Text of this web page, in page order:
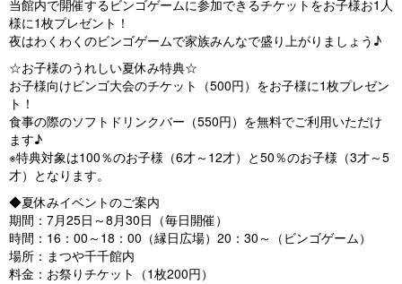
当館内で開催するビンゴゲームに参加できるチケットをお子様お1人
様に1枚プレゼント！
夜はわくわくのビンゴゲームで家族みんなで盛り上がりましょう♪
☆お子様のうれしい夏休み特典☆
お子様向けビンゴ大会のチケット（500円）をお子様に1枚プレゼン
ト！
食事の際のソフトドリンクバー（550円）を無料でご利用いただけ
ます♪
※特典対象は100％のお子様（6才～12才）と50％のお子様（3才～5
才）となります。
◆夏休みイベントのご案内
期間：7月25日～8月30日（毎日開催）
時間：16：00～18：00（縁日広場）20：30～（ビンゴゲーム）
場所：まつや千千館内
料金：お祭りチケット（1枚200円）